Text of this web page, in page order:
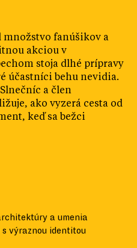
množstvo fanúšikov a
akciou v
stoja dlhé prípravy
účastníci behu nevidia.
a člen
ako vyzerá cesta od
keď sa bežci